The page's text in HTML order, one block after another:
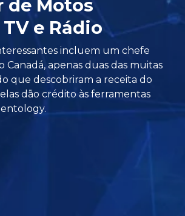
de Motos
e Rádio
incluem um chefe
Canadá, apenas duas das muitas
que descobriram a receita do
dão crédito às ferramentas